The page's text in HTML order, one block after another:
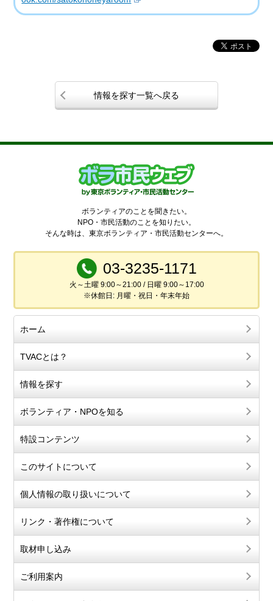
情報を探す一覧へ戻る
ボランティアのことを聞きたい。
NPO・市民活動のことを知りたい。
そんな時は、東京ボランティア・市民活動センターへ。
03-3235-1171
火～土曜 9:00～21:00 / 日曜 9:00～17:00
※休館日: 月曜・祝日・年末年始
ホーム
TVACとは？
情報を探す
ボランティア・NPOを知る
特設コンテンツ
このサイトについて
個人情報の取り扱いについて
リンク・著作権について
取材申し込み
ご利用案内